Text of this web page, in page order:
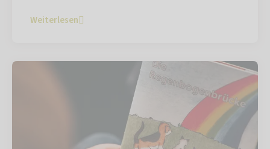
Weiterlesen